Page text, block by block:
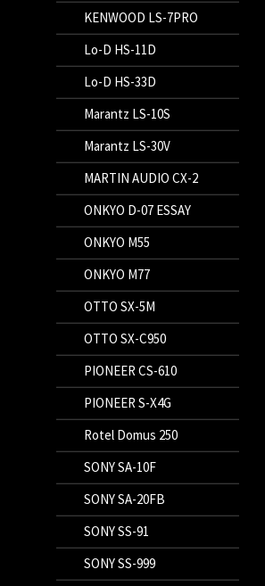
KENWOOD LS-7PRO
Lo-D HS-11D
Lo-D HS-33D
Marantz LS-10S
Marantz LS-30V
MARTIN AUDIO CX-2
ONKYO D-07 ESSAY
ONKYO M55
ONKYO M77
OTTO SX-5M
OTTO SX-C950
PIONEER CS-610
PIONEER S-X4G
Rotel Domus 250
SONY SA-10F
SONY SA-20FB
SONY SS-91
SONY SS-999